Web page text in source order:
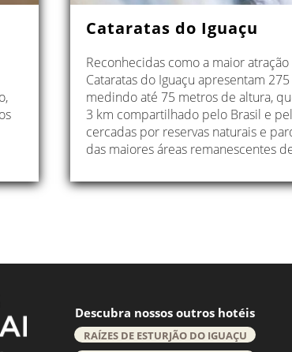
Cataratas do Iguaçu
Reconhecidas como a maior
Cataratas do Iguaçu apresentam
medindo até 75 metros de altura,
3 km compartilhado pelo Brasil e
cercadas por reservas naturais e
das maiores áreas remanescentes
Descubra nossos outros hotéis
RAÍZES DE ESTURJÃO DO IGUAÇU